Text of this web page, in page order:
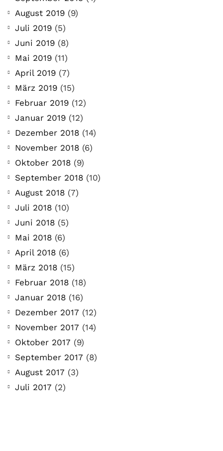
August 2019 (9)
Juli 2019 (5)
Juni 2019 (8)
Mai 2019 (11)
April 2019 (7)
März 2019 (15)
Februar 2019 (12)
Januar 2019 (12)
Dezember 2018 (14)
November 2018 (6)
Oktober 2018 (9)
September 2018 (10)
August 2018 (7)
Juli 2018 (10)
Juni 2018 (5)
Mai 2018 (6)
April 2018 (6)
März 2018 (15)
Februar 2018 (18)
Januar 2018 (16)
Dezember 2017 (12)
November 2017 (14)
Oktober 2017 (9)
September 2017 (8)
August 2017 (3)
Juli 2017 (2)